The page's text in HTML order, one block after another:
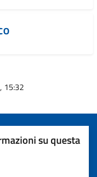
15:32
su questa